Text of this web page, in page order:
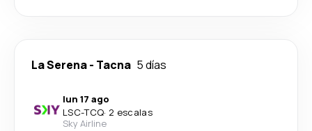
La Serena- Tacna 5 días
lun 17 ago
LSC-TCQ· 2 escalas
Sky Airline